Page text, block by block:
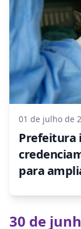
01 de julho de
Prefeitura
para
30 de